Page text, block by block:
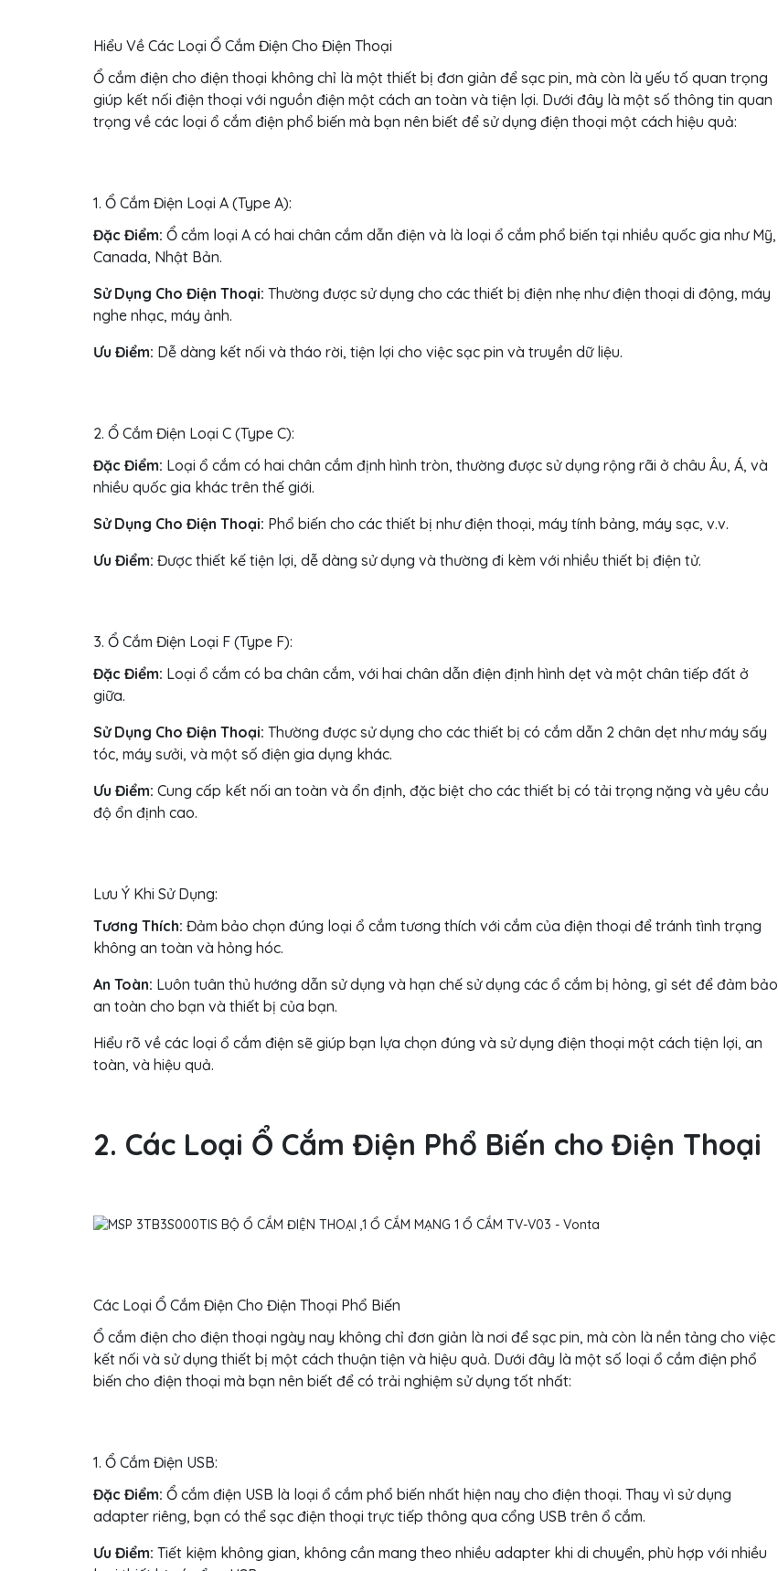
Hiểu Về Các Loại Ổ Cắm Điện Cho Điện Thoại
Ổ cắm điện cho điện thoại không chỉ là một thiết bị đơn giản để sạc pin, mà còn là yếu tố quan trọng
giúp kết nối điện thoại với nguồn điện một cách an toàn và tiện lợi. Dưới đây là một số thông tin quan
trọng về các loại ổ cắm điện phổ biến mà bạn nên biết để sử dụng điện thoại một cách hiệu quả:
1. Ổ Cắm Điện Loại A (Type A):
Đặc Điểm: Ổ cắm loại A có hai chân cắm dẫn điện và là loại ổ cắm phổ biến tại nhiều quốc gia như Mỹ,
Canada, Nhật Bản.
Sử Dụng Cho Điện Thoại: Thường được sử dụng cho các thiết bị điện nhẹ như điện thoại di động, máy
nghe nhạc, máy ảnh.
Ưu Điểm: Dễ dàng kết nối và tháo rời, tiện lợi cho việc sạc pin và truyền dữ liệu.
2. Ổ Cắm Điện Loại C (Type C):
Đặc Điểm: Loại ổ cắm có hai chân cắm định hình tròn, thường được sử dụng rộng rãi ở châu Âu, Á, và
nhiều quốc gia khác trên thế giới.
Sử Dụng Cho Điện Thoại: Phổ biến cho các thiết bị như điện thoại, máy tính bảng, máy sạc, v.v.
Ưu Điểm: Được thiết kế tiện lợi, dễ dàng sử dụng và thường đi kèm với nhiều thiết bị điện tử.
3. Ổ Cắm Điện Loại F (Type F):
Đặc Điểm: Loại ổ cắm có ba chân cắm, với hai chân dẫn điện định hình dẹt và một chân tiếp đất ở
giữa.
Sử Dụng Cho Điện Thoại: Thường được sử dụng cho các thiết bị có cắm dẫn 2 chân dẹt như máy sấy
tóc, máy sưởi, và một số điện gia dụng khác.
Ưu Điểm: Cung cấp kết nối an toàn và ổn định, đặc biệt cho các thiết bị có tải trọng nặng và yêu cầu
độ ổn định cao.
Lưu Ý Khi Sử Dụng:
Tương Thích: Đảm bảo chọn đúng loại ổ cắm tương thích với cắm của điện thoại để tránh tình trạng
không an toàn và hỏng hóc.
An Toàn: Luôn tuân thủ hướng dẫn sử dụng và hạn chế sử dụng các ổ cắm bị hỏng, gỉ sét để đảm bảo
an toàn cho bạn và thiết bị của bạn.
Hiểu rõ về các loại ổ cắm điện sẽ giúp bạn lựa chọn đúng và sử dụng điện thoại một cách tiện lợi, an
toàn, và hiệu quả.
2. Các Loại Ổ Cắm Điện Phổ Biến cho Điện Thoại
Các Loại Ổ Cắm Điện Cho Điện Thoại Phổ Biến
Ổ cắm điện cho điện thoại ngày nay không chỉ đơn giản là nơi để sạc pin, mà còn là nền tảng cho việc
kết nối và sử dụng thiết bị một cách thuận tiện và hiệu quả. Dưới đây là một số loại ổ cắm điện phổ
biến cho điện thoại mà bạn nên biết để có trải nghiệm sử dụng tốt nhất:
1. Ổ Cắm Điện USB:
Đặc Điểm: Ổ cắm điện USB là loại ổ cắm phổ biến nhất hiện nay cho điện thoại. Thay vì sử dụng
adapter riêng, bạn có thể sạc điện thoại trực tiếp thông qua cổng USB trên ổ cắm.
Ưu Điểm: Tiết kiệm không gian, không cần mang theo nhiều adapter khi di chuyển, phù hợp với nhiều